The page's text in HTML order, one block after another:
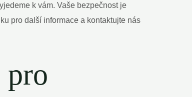
k vám. Vaše bezpečnost je
pro další informace a kontaktujte nás
pro